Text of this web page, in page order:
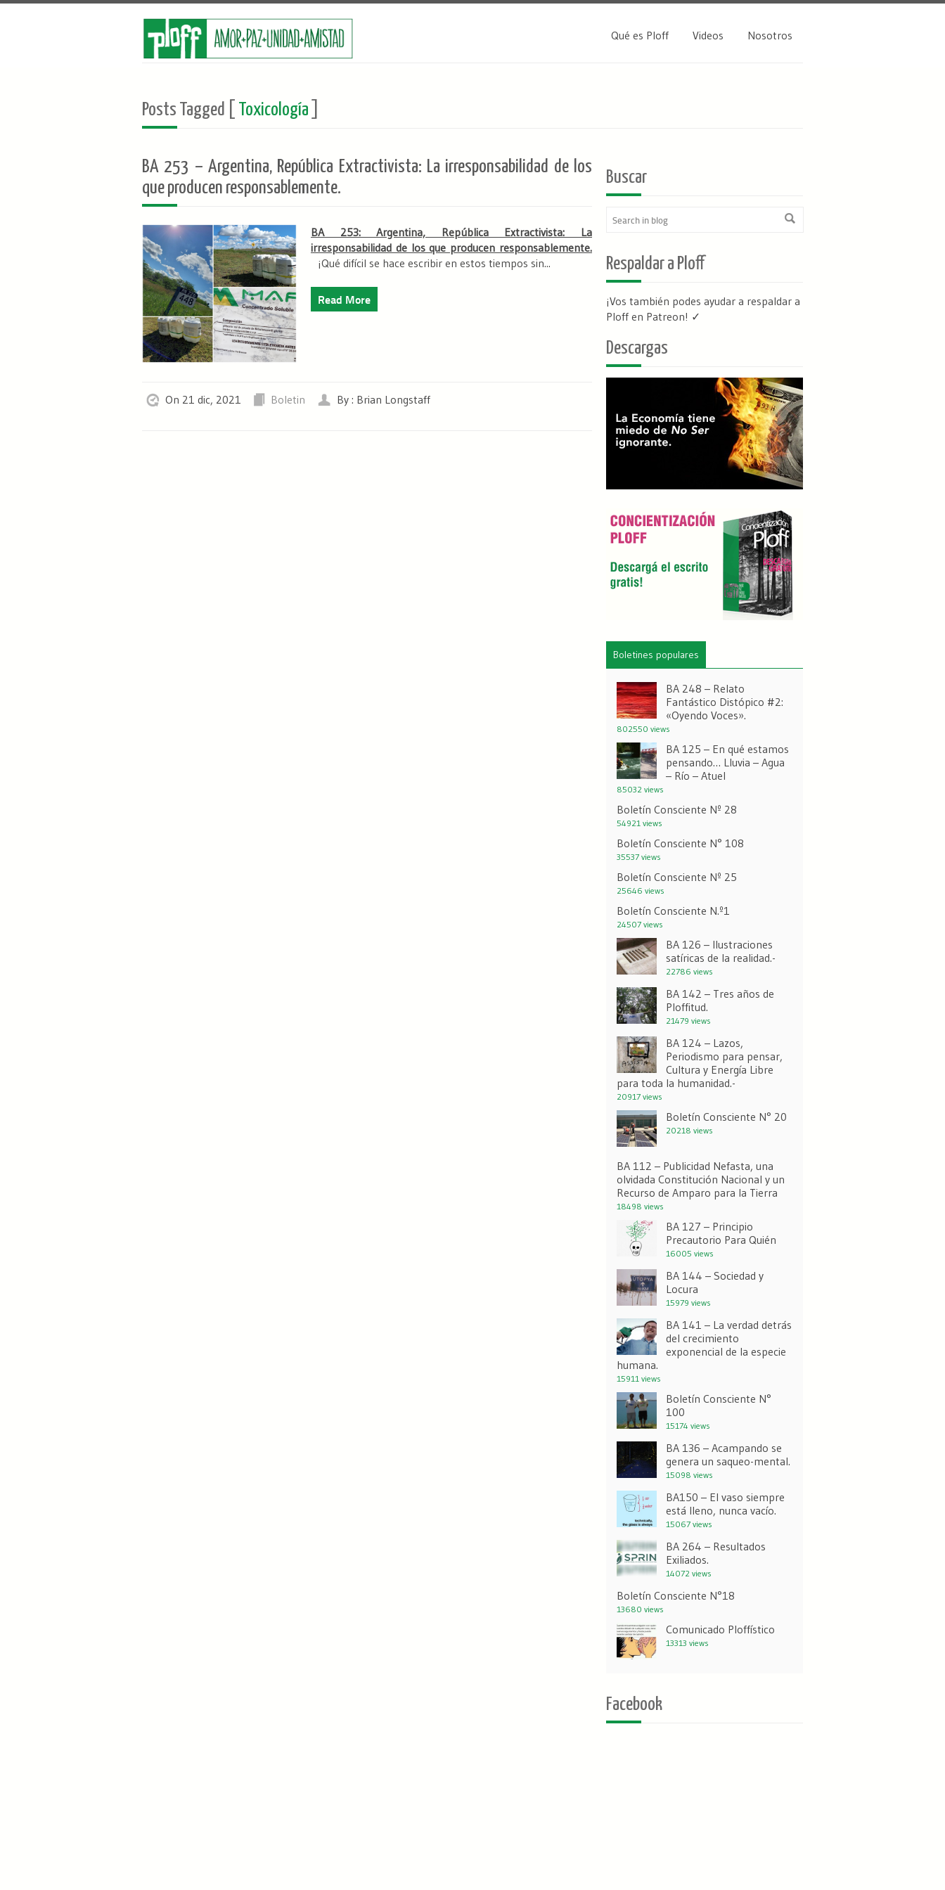
Qué es Ploff Videos Nosotros
Posts Tagged [ Toxicología
BA 253 – Argentina, República Extractivista: La irresponsabilidad de los
que producen responsablemente.
BA 253: Argentina, República Extractivista: La
irresponsabilidad de los que producen responsablemente.
¡Qué difícil se hace escribir en estos tiempos sin...
Read More
On 21 dic, 2021 Boletin By : Brian Longstaff
Buscar
Respaldar a Ploff
¡Vos también podes ayudar a respaldar a
Ploff en Patreon! ✓
Descargas
Boletines populares
BA 248 – Relato
Fantástico Distópico #2:
«Oyendo Voces».
802550 views
BA 125 – En qué estamos
pensando… Lluvia – Agua
– Río – Atuel
85032 views
Boletín Consciente Nº 28
54921 views
Boletín Consciente N° 108
35537 views
Boletín Consciente Nº 25
25646 views
Boletín Consciente N.º1
24507 views
BA 126 – Ilustraciones
satíricas de la realidad.-
22786 views
BA 142 – Tres años de
Ploffitud.
21479 views
BA 124 – Lazos,
Periodismo para pensar,
Cultura y Energía Libre
para toda la humanidad.-
20917 views
Boletín Consciente N° 20
20218 views
BA 112 – Publicidad Nefasta, una
olvidada Constitución Nacional y un
Recurso de Amparo para la Tierra
18498 views
BA 127 – Principio
Precautorio Para Quién
16005 views
BA 144 – Sociedad y
Locura
15979 views
BA 141 – La verdad detrás
del crecimiento
exponencial de la especie
humana.
15911 views
Boletín Consciente N°
100
15174 views
BA 136 – Acampando se
genera un saqueo-mental.
15098 views
BA150 – El vaso siempre
está lleno, nunca vacío.
15067 views
BA 264 – Resultados
Exiliados.
14072 views
Boletín Consciente N°18
13680 views
Comunicado Ploffístico
13313 views
Facebook